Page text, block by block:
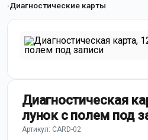
Диагностические карты
Диагностическая
лунок с полем под
Артикул: CARD-02